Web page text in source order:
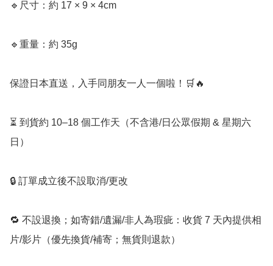
🔹尺寸：約 17 × 9 × 4cm
🔹重量：約 35g
保證日本直送，入手同朋友一人一個啦！🛒🔥
⏳ 到貨約 10–18 個工作天（不含港/日公眾假期 & 星期六
日）
🔒 訂單成立後不設取消/更改
🔁 不設退換；如寄錯/遺漏/非人為瑕疵：收貨 7 天內提供相
片/影片（優先換貨/補寄；無貨則退款）